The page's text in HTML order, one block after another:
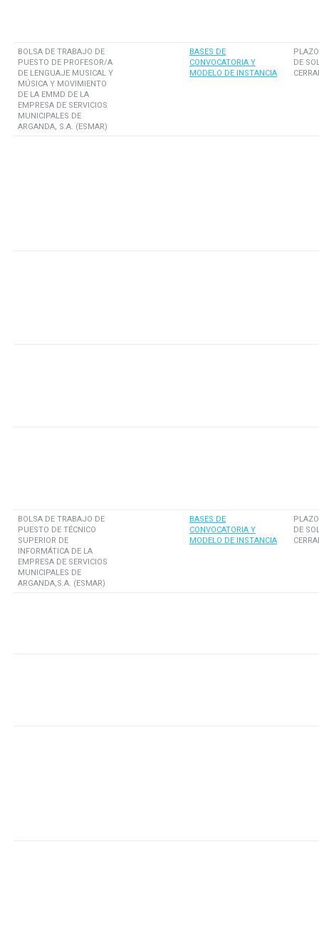
BOLSA DE TRABAJO DE
PUESTO DE PROFESOR/A
DE LENGUAJE MUSICAL Y
MÚSICA Y MOVIMIENTO
DE LA EMMD DE LA
EMPRESA DE SERVICIOS
MUNICIPALES DE
ARGANDA, S.A. (ESMAR)
BASES DE
CONVOCATORIA Y
MODELO DE INSTANCIA
DE
BOLSA DE TRABAJO DE
PUESTO DE TÉCNICO
SUPERIOR DE
INFORMÁTICA DE LA
EMPRESA DE SERVICIOS
MUNICIPALES DE
ARGANDA,S.A. (ESMAR)
BASES DE
CONVOCATORIA Y
MODELO DE INSTANCIA
DE